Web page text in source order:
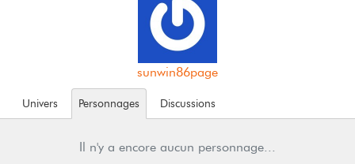
sunwin86page
Univers Personnages Discussions
Il n'y a encore aucun personnage...